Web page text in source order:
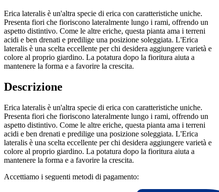
Erica lateralis è un'altra specie di erica con caratteristiche uniche.
Presenta fiori che fioriscono lateralmente lungo i rami, offrendo un
aspetto distintivo. Come le altre eriche, questa pianta ama i terreni
acidi e ben drenati e predilige una posizione soleggiata. L'Erica
lateralis è una scelta eccellente per chi desidera aggiungere varietà e
colore al proprio giardino. La potatura dopo la fioritura aiuta a
mantenere la forma e a favorire la crescita.
Descrizione
Erica lateralis è un'altra specie di erica con caratteristiche uniche.
Presenta fiori che fioriscono lateralmente lungo i rami, offrendo un
aspetto distintivo. Come le altre eriche, questa pianta ama i terreni
acidi e ben drenati e predilige una posizione soleggiata. L'Erica
lateralis è una scelta eccellente per chi desidera aggiungere varietà e
colore al proprio giardino. La potatura dopo la fioritura aiuta a
mantenere la forma e a favorire la crescita.
Accettiamo i seguenti metodi di pagamento: